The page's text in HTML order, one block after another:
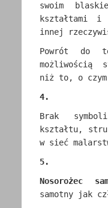
swoim
kształtami i
innej
Powrót do
możliwością
niż to, o czym
4.
Brak
kształtu,
w sieć
5.
Nosorożec
samotny jak